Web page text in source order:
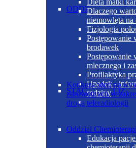
ODDZIAŁ
STACJA DIALIZ
Dieta matki
Dlaczego
niemowlęta na
Fizjologia
Postępowanie
brodawek
Postępowanie
mlecznego i
Profilaktyka
Upadek -
rodziny
Oddział
Edukacja
Konkurs ofert na
zdrowotnych w
drogą teleradiologii